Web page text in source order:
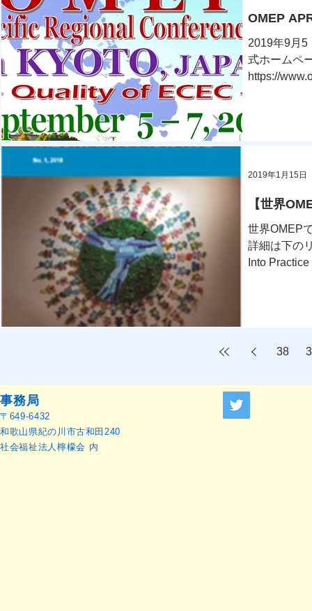
OMEP
2019年9月5
式ホームペ
https://
【世界
世界OMEP
詳細は下の
Into
2019年1月15日
38
事務局
〒649-6432
和歌山県紀の川市古和田240
社会福祉法人檸檬会 内